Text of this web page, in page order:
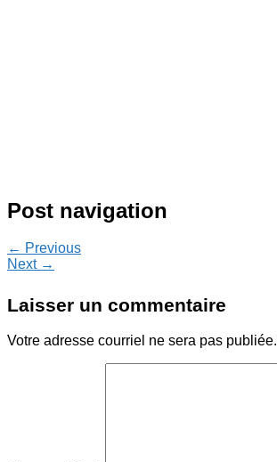
Post navigation
← Previous
Next →
Laisser un commentaire
Votre adresse courriel ne sera pas publiée.